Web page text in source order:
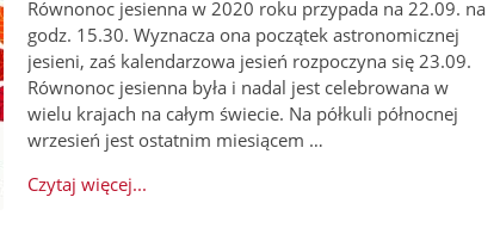
Równonoc jesienna w 2020 roku przypada na 22.09. na
godz. 15.30. Wyznacza ona początek astronomicznej
jesieni, zaś kalendarzowa jesień rozpoczyna się 23.09.
Równonoc jesienna była i nadal jest celebrowana w
wielu krajach na całym świecie. Na półkuli północnej
wrzesień jest ostatnim miesiącem …
Czytaj więcej...